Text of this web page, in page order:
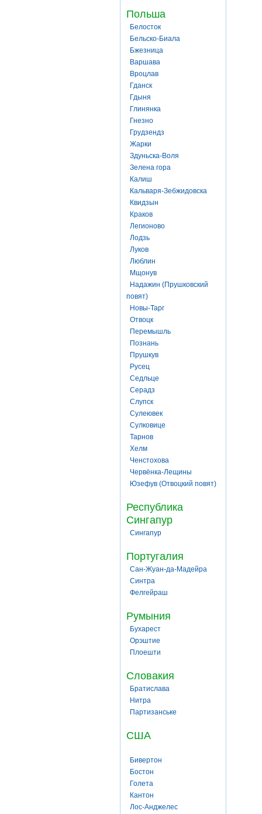
Польша
Белосток
Бельско-Биала
Бжезница
Варшава
Вроцлав
Гданск
Гдыня
Глинянка
Гнезно
Грудзендз
Жарки
Здуньска-Воля
Зелена гора
Калиш
Кальваря-Зебжидовска
Квидзын
Краков
Легионово
Лодзь
Луков
Люблин
Мщонув
Надажин (Прушковский
повят)
Новы-Тарг
Отвоцк
Перемышль
Познань
Прушкув
Русец
Седльце
Серадз
Слупск
Сулеювек
Сулковице
Тарнов
Хелм
Ченстохова
Червёнка-Лещины
Юзефув (Отвоцкий повят)
Республика
Сингапур
Сингапур
Португалия
Сан-Жуан-да-Мадейра
Синтра
Фелгейраш
Румыния
Бухарест
Орэштие
Плоешти
Словакия
Братислава
Нитра
Партизанське
США
Бивертон
Бостон
Голета
Кантон
Лос-Анджелес